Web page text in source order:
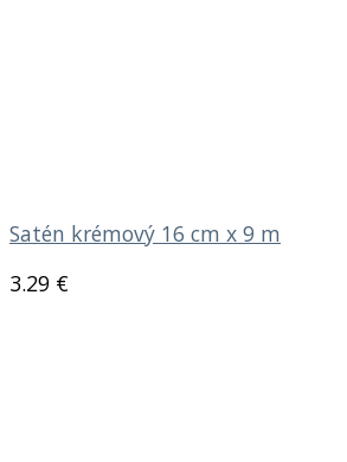
Satén krémový 16 cm x 9 m
3.29 €